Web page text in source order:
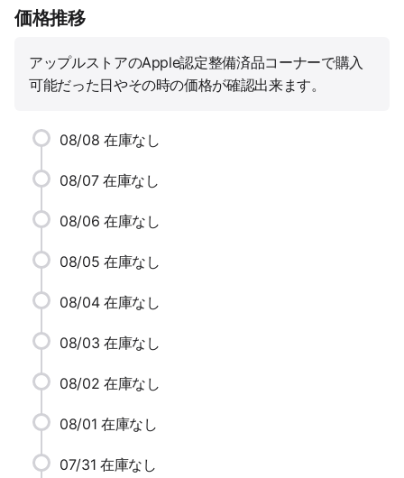
価格推移
アップルストアのApple認定整備済品コーナーで購入
可能だった日やその時の価格が確認出来ます。
08/08 在庫なし
08/07 在庫なし
08/06 在庫なし
08/05 在庫なし
08/04 在庫なし
08/03 在庫なし
08/02 在庫なし
08/01 在庫なし
07/31 在庫なし